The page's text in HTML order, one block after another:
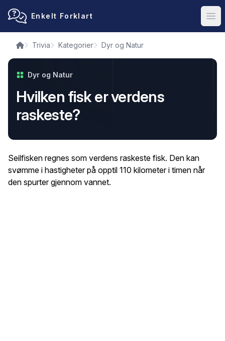
Enkelt Forklart
Trivia Kategorier Dyr og Natur
Dyr og Natur
Hvilken fisk er verdens
raskeste?
Seilfisken regnes som verdens raskeste fisk. Den kan
svømme i hastigheter på opptil 110 kilometer i timen når
den spurter gjennom vannet.